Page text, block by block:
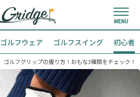
ゴルフウェア ゴルフスイング 初心者
ゴルフグリップの握り方！おもな3種類をチェック！